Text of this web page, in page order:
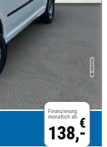
Finanzierung
monatlich ab €
138,-